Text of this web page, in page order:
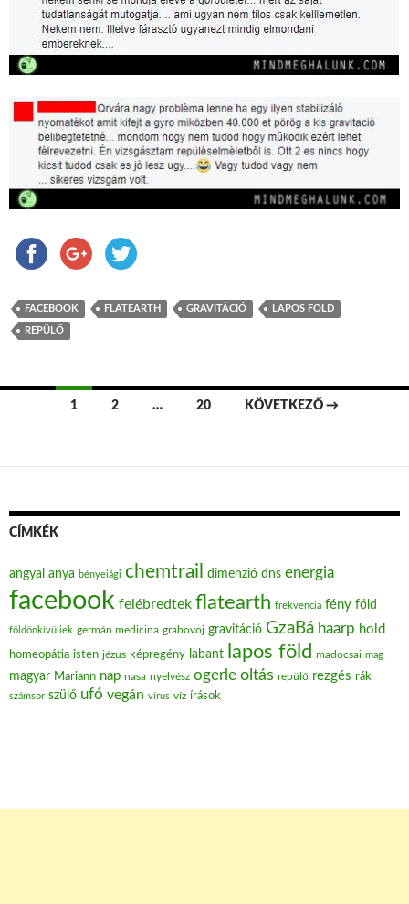
FACEBOOK FLATEARTH GRAVITÁCIÓ LAPOS FÖLD
REPÜLŐ
1 2 … 20 KÖVETKEZŐ →
CÍMKÉK
angyal anya bényeiági chemtrail dimenzió dns energia
facebook felébredtek flatearth frekvencia fény föld
földönkívüliek germán medicina grabovoj gravitáció GzaBá haarp hold
homeopátia isten jézus képregény labant lapos föld madocsai mag
magyar Mariann nap nasa nyelvész ogerle oltás repülő rezgés rák
számsor szülő ufó vegán vírus víz írások